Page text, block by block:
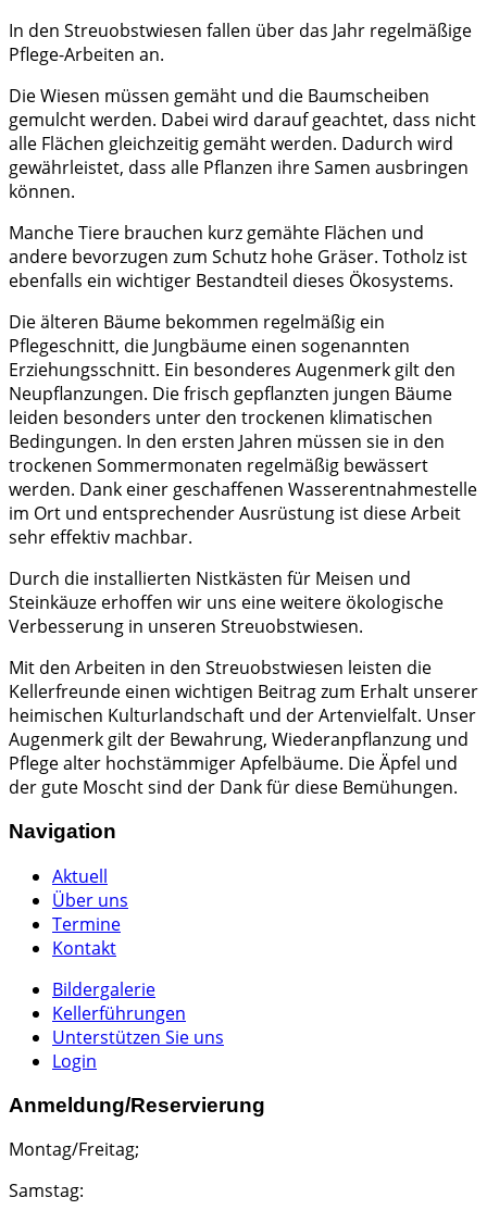
In den Streuobstwiesen fallen über das Jahr regelmäßige
Pflege-Arbeiten an.
Die Wiesen müssen gemäht und die Baumscheiben
gemulcht werden. Dabei wird darauf geachtet, dass nicht
alle Flächen gleichzeitig gemäht werden. Dadurch wird
gewährleistet, dass alle Pflanzen ihre Samen ausbringen
können.
Manche Tiere brauchen kurz gemähte Flächen und
andere bevorzugen zum Schutz hohe Gräser. Totholz ist
ebenfalls ein wichtiger Bestandteil dieses Ökosystems.
Die älteren Bäume bekommen regelmäßig ein
Pflegeschnitt, die Jungbäume einen sogenannten
Erziehungsschnitt. Ein besonderes Augenmerk gilt den
Neupflanzungen. Die frisch gepflanzten jungen Bäume
leiden besonders unter den trockenen klimatischen
Bedingungen. In den ersten Jahren müssen sie in den
trockenen Sommermonaten regelmäßig bewässert
werden. Dank einer geschaffenen Wasserentnahmestelle
im Ort und entsprechender Ausrüstung ist diese Arbeit
sehr effektiv machbar.
Durch die installierten Nistkästen für Meisen und
Steinkäuze erhoffen wir uns eine weitere ökologische
Verbesserung in unseren Streuobstwiesen.
Mit den Arbeiten in den Streuobstwiesen leisten die
Kellerfreunde einen wichtigen Beitrag zum Erhalt unserer
heimischen Kulturlandschaft und der Artenvielfalt. Unser
Augenmerk gilt der Bewahrung, Wiederanpflanzung und
Pflege alter hochstämmiger Apfelbäume. Die Äpfel und
der gute Moscht sind der Dank für diese Bemühungen.
Navigation
Aktuell
Über uns
Termine
Kontakt
Bildergalerie
Kellerführungen
Unterstützen Sie uns
Login
Anmeldung/Reservierung
Montag/Freitag;
Samstag: